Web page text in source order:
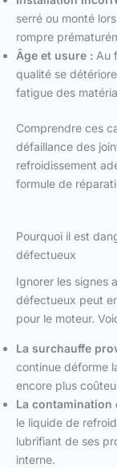
serré ou monté
rompre
Âge et usure : Au
qualité se
fatigue des
Comprendre ces
défaillance des
refroidissement
formule de
Pourquoi il est
défectueux
Ignorer les signes
défectueux peut
pour le moteur.
La surchauffe
continue déforme
encore plus
La contamination
le liquide de
lubrifiant de ses
interne.